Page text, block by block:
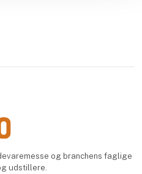
og branchens faglige
udstillere.